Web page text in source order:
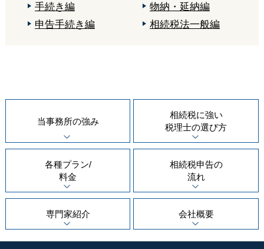
手続き編
物納・延納編
申告手続き編
相続税法一般編
当事務所の強み
相続税に強い
税理士の選び方
各種プラン/
料金
相続税申告の
流れ
専門家紹介 会社概要